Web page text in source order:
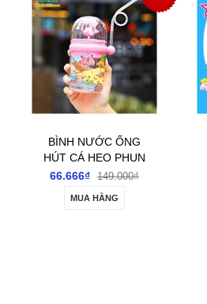
BÌNH NƯỚC ỐNG
HÚT CÁ HEO PHUN
NƯỚC
66.666₫ 149.000₫
MUA HÀNG